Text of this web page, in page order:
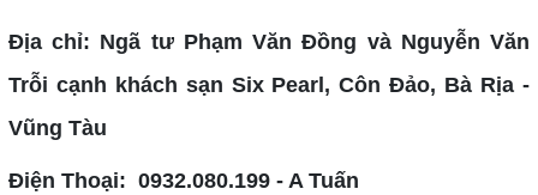
Địa chỉ: Ngã tư Phạm Văn Đồng và Nguyễn Văn
Trỗi cạnh khách sạn Six Pearl, Côn Đảo, Bà Rịa -
Vũng Tàu
Điện Thoại: 0932.080.199 - A Tuấn